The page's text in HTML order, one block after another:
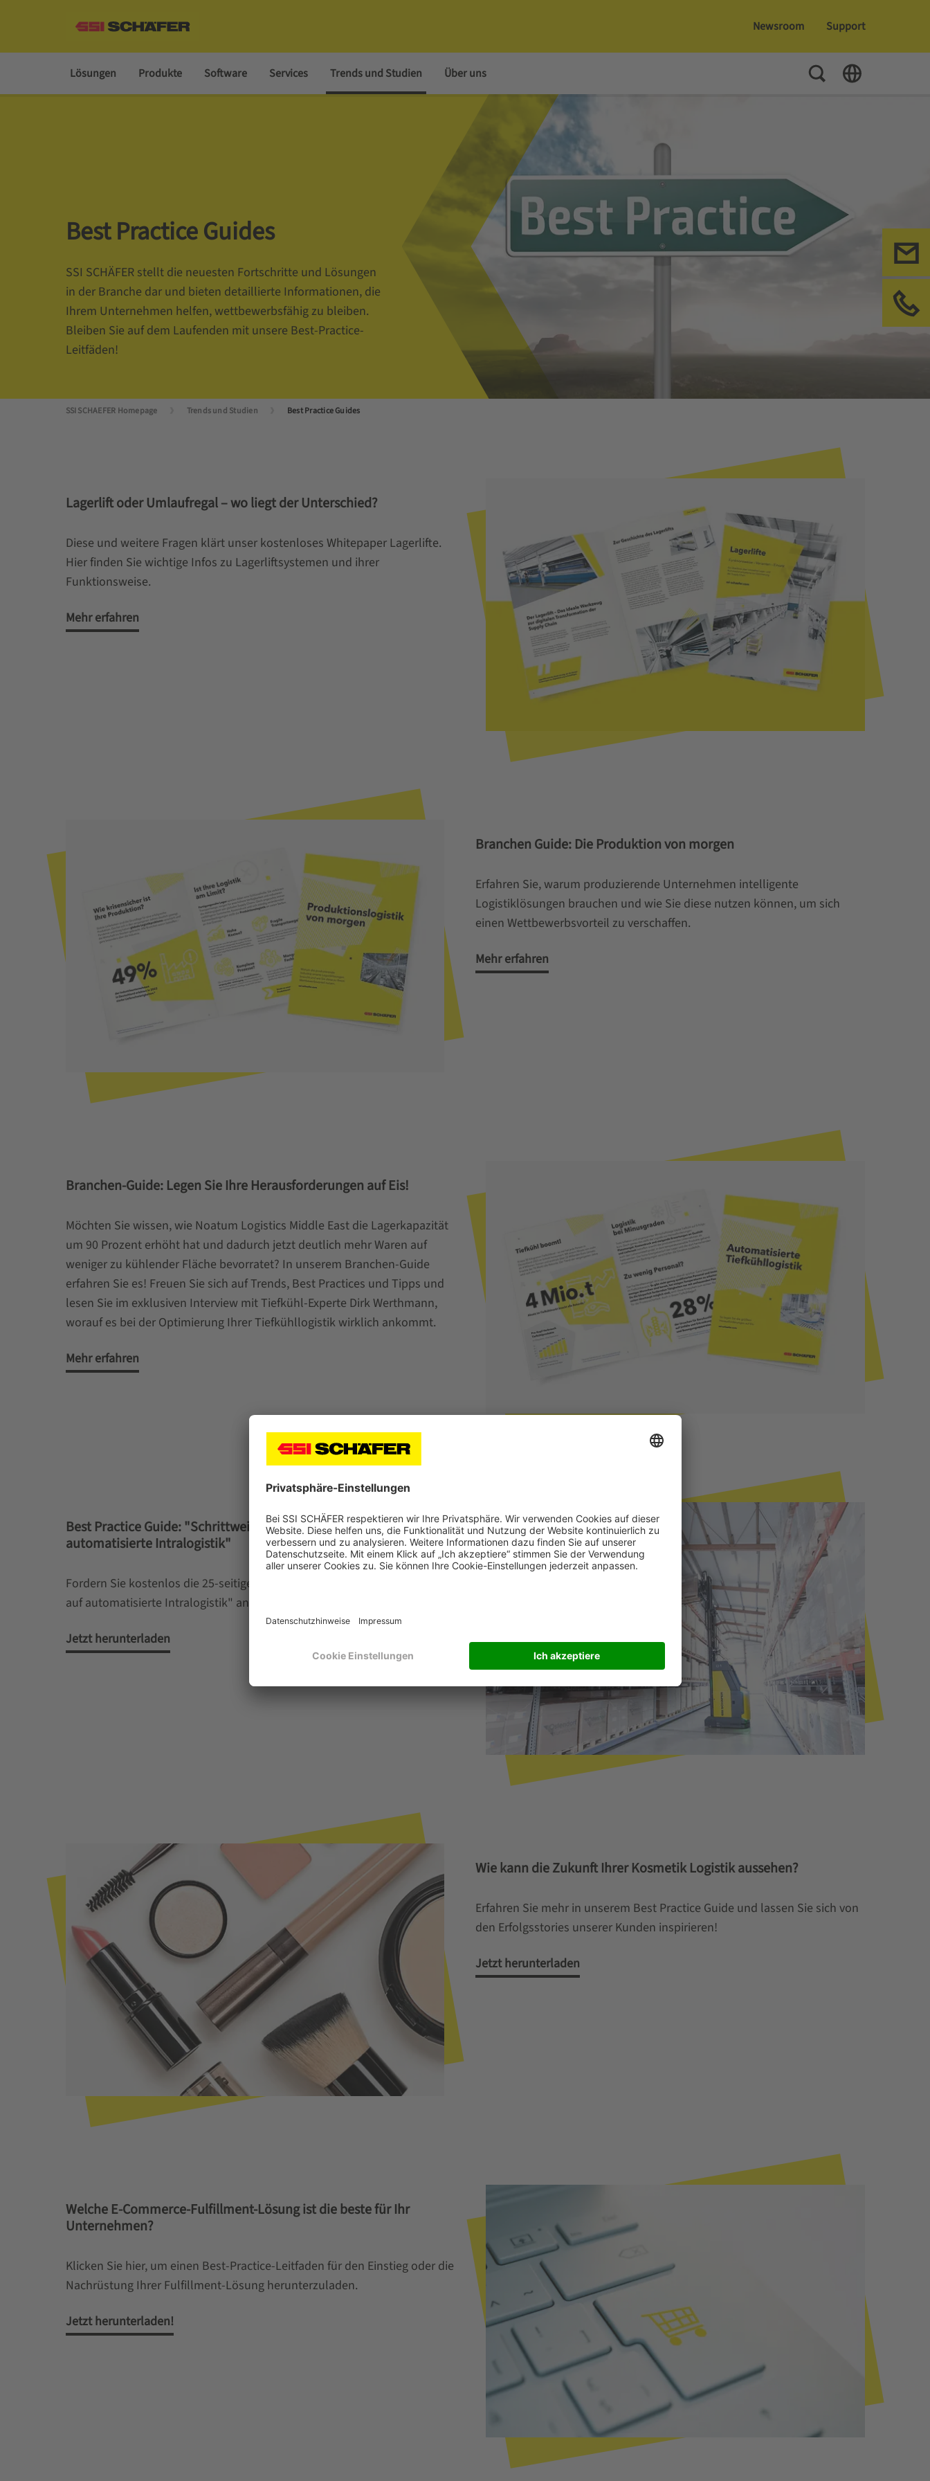
Newsroom Support
Lösungen Produkte Software Services Trends und Studien Über uns
Toggle Search
Toggle
Best Practice Guides
SSI SCHÄFER stellt die neuesten Fortschritte und Lösungen
in der Branche dar und bieten detaillierte Informationen, die
Ihrem Unternehmen helfen, wettbewerbsfähig zu bleiben.
Bleiben Sie auf dem Laufenden mit unsere Best-Practice-
Leitfäden!
SSI SCHAEFER Homepage Trends und Studien Best Practice Guides
Lagerlift oder Umlaufregal – wo liegt der Unterschied?
Diese und weitere Fragen klärt unser kostenloses Whitepaper Lagerlifte.
Hier finden Sie wichtige Infos zu Lagerliftsystemen und ihrer
Funktionsweise.
Mehr erfahren
Branchen Guide: Die Produktion von morgen
Erfahren Sie, warum produzierende Unternehmen intelligente
Logistiklösungen brauchen und wie Sie diese nutzen können, um sich
einen Wettbewerbsvorteil zu verschaffen.
Mehr erfahren
Branchen-Guide: Legen Sie Ihre Herausforderungen auf Eis!
Möchten Sie wissen, wie Noatum Logistics Middle East die Lagerkapazität
um 90 Prozent erhöht hat und dadurch jetzt deutlich mehr Waren auf
weniger zu kühlender Fläche bevorratet? In unserem Branchen-Guide
erfahren Sie es! Freuen Sie sich auf Trends, Best Practices und Tipps und
lesen Sie im exklusiven Interview mit Tiefkühl-Experte Dirk Werthmann,
worauf es bei der Optimierung Ihrer Tiefkühllogistik wirklich ankommt.
Mehr erfahren
Best Practice Guide: "Schrittweiser Umstieg auf eine
automatisierte Intralogistik"
Fordern Sie kostenlos die 25-seitige Broschüre "Schrittweise Umstellung
auf automatisierte Intralogistik" an.
Jetzt herunterladen
Wie kann die Zukunft Ihrer Kosmetik Logistik aussehen?
Erfahren Sie mehr in unserem Best Practice Guide und lassen Sie sich von
den Erfolgsstories unserer Kunden inspirieren!
Jetzt herunterladen
Welche E-Commerce-Fulfillment-Lösung ist die beste für Ihr
Unternehmen?
Klicken Sie hier, um einen Best-Practice-Leitfaden für den Einstieg oder die
Nachrüstung Ihrer Fulfillment-Lösung herunterzuladen.
Jetzt herunterladen!